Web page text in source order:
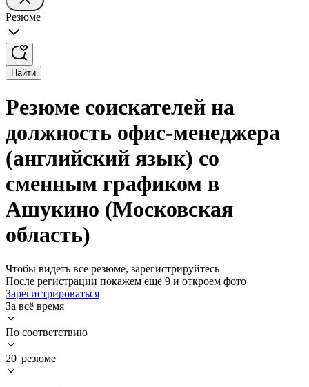
Резюме
Найти
Резюме соискателей на
должность офис-менеджера
(английский язык) со
сменным графиком в
Ашукино (Московская
область)
Чтобы видеть все резюме, зарегистрируйтесь
После регистрации покажем ещё 9 и откроем фото
Зарегистрироваться
За всё время
По соответствию
20 резюме